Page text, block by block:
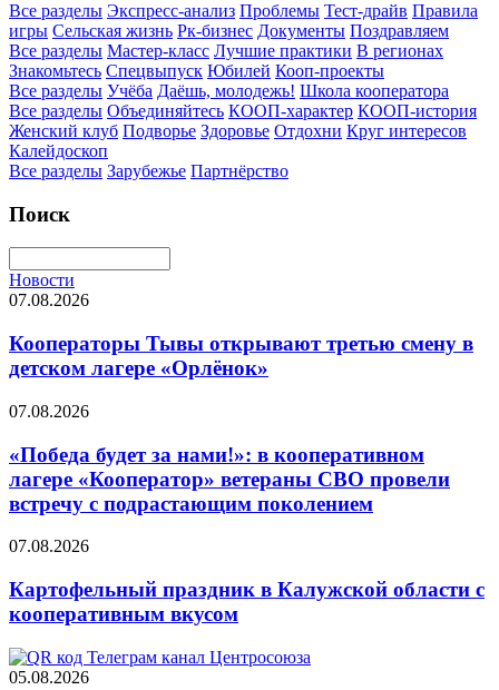
Все разделы Экспресс-анализ Проблемы Тест-драйв Правила
игры Сельская жизнь Рк-бизнес Документы Поздравляем
Все разделы Мастер-класс Лучшие практики В регионах
Знакомьтесь Спецвыпуск Юбилей Кооп-проекты
Все разделы Учёба Даёшь, молодежь! Школа кооператора
Все разделы Объединяйтесь КООП-характер КООП-история
Женский клуб Подворье Здоровье Отдохни Круг интересов
Калейдоскоп
Все разделы Зарубежье Партнёрство
Поиск
Новости
07.08.2026
Кооператоры Тывы открывают третью смену в
детском лагере «Орлёнок»
07.08.2026
«Победа будет за нами!»: в кооперативном
лагере «Кооператор» ветераны СВО провели
встречу с подрастающим поколением
07.08.2026
Картофельный праздник в Калужской области с
кооперативным вкусом
05.08.2026